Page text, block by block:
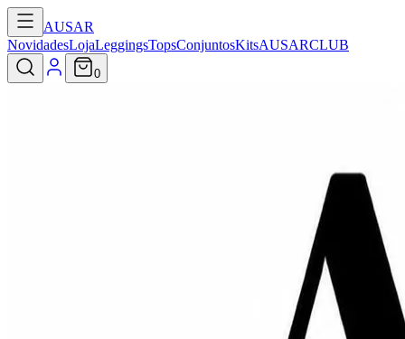
AUSAR
NovidadesLojaLeggingsTopsConjuntosKitsAUSARCLUB
0